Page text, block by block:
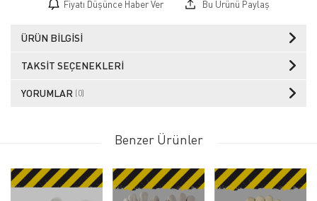
Fiyatı Düşünce Haber Ver Bu Ürünü Paylaş
ÜRÜN BILGISI
TAKSIT SEÇENEKLERI
YORUMLAR (0)
Benzer Ürünler